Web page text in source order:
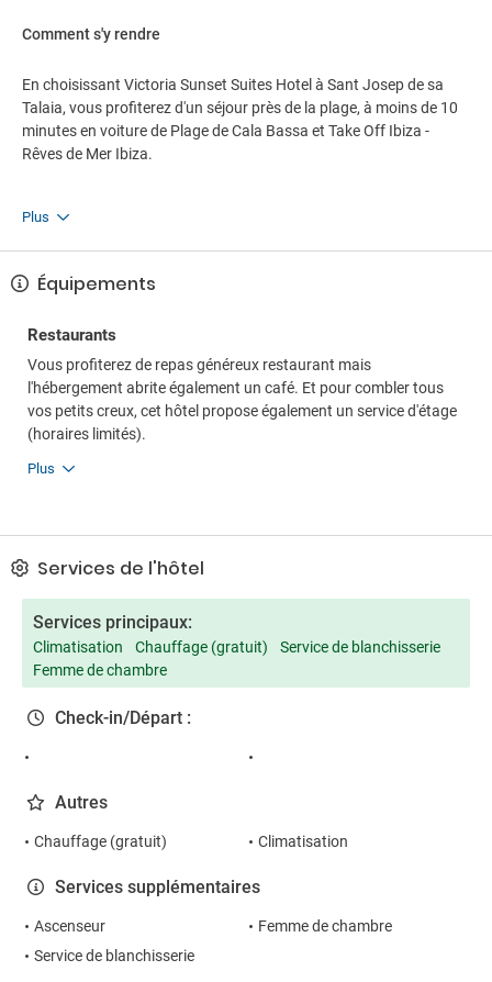
Comment s'y rendre
En choisissant Victoria Sunset Suites Hotel à Sant Josep de sa
Talaia, vous profiterez d'un séjour près de la plage, à moins de 10
minutes en voiture de Plage de Cala Bassa et Take Off Ibiza -
Rêves de Mer Ibiza.
Plus
Équipements
Restaurants
Vous profiterez de repas généreux restaurant mais
l'hébergement abrite également un café. Et pour combler tous
vos petits creux, cet hôtel propose également un service d'étage
(horaires limités).
Plus
Services de l'hôtel
Services principaux:
Climatisation Chauffage (gratuit)
Service de blanchisserie
Femme de chambre
Check-in/Départ :
Autres
Chauffage (gratuit) Climatisation
Services supplémentaires
Ascenseur
Femme de chambre
Service de blanchisserie